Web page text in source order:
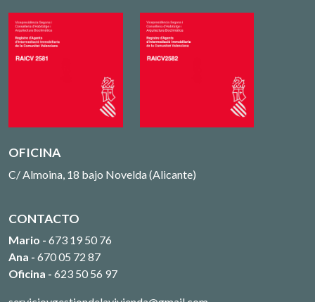
OFICINA
C/ Almoina, 18 bajo Novelda (Alicante)
CONTACTO
Mario - 673 19 50 76
Ana - 670 05 72 87
Oficina - 623 50 56 97